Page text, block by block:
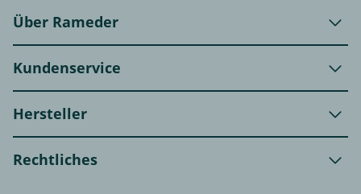
Über Rameder
Kundenservice
Hersteller
Rechtliches